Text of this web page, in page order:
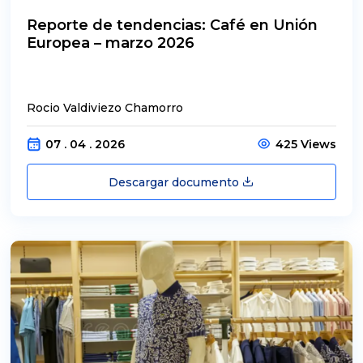
Reporte de tendencias: Café en Unión
Europea – marzo 2026
Rocio Valdiviezo Chamorro
07 . 04 . 2026 425 Views
Descargar documento